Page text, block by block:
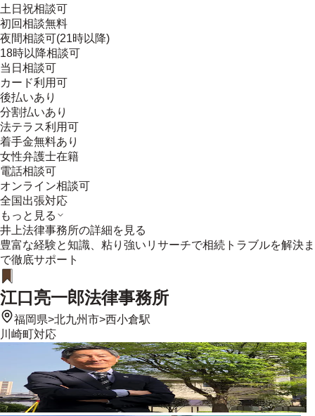
土日祝相談可
初回相談無料
夜間相談可(21時以降)
18時以降相談可
当日相談可
カード利用可
後払いあり
分割払いあり
法テラス利用可
着手金無料あり
女性弁護士在籍
電話相談可
オンライン相談可
全国出張対応
もっと見る
井上法律事務所の詳細を見る
豊富な経験と知識、粘り強いリサーチで相続トラブルを解決ま
で徹底サポート
江口亮一郎法律事務所
福岡県>北九州市>西小倉駅
川崎町対応